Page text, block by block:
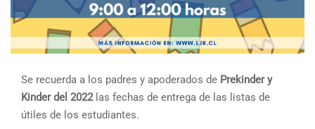
Se recuerda a los padres y apoderados de Prekinder y
Kinder del 2022las fechas de entrega de las listas de
útiles de los estudiantes.